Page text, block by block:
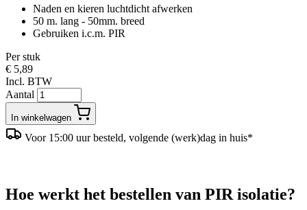
Naden en kieren luchtdicht afwerken
50 m. lang - 50mm. breed
Gebruiken i.c.m. PIR
Per stuk
€ 5,89
Incl. BTW
Aantal
In winkelwagen
Voor 15:00 uur besteld, volgende (werk)dag in huis*
Hoe werkt het bestellen van PIR isolatie?